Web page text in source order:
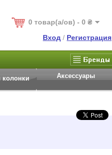
0 товар(а/ов) - 0 ₴
Вход / Регистрация
Аксессуары